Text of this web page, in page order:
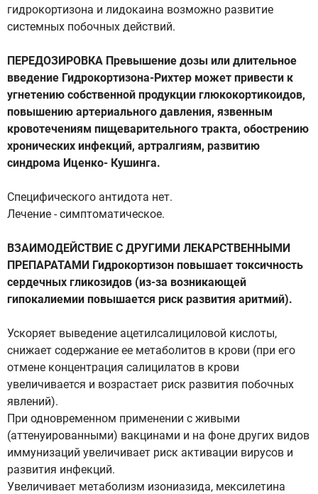
гидрокортизона и лидокаина возможно развитие
системных побочных действий.
ПЕРЕДОЗИРОВКА Превышение дозы или длительное
введение Гидрокортизона-Рихтер может привести к
угнетению собственной продукции глюкокортикоидов,
повышению артериального давления, язвенным
кровотечениям пищеварительного тракта, обострению
хронических инфекций, артралгиям, развитию
синдрома Иценко- Кушинга.
Специфического антидота нет.
Лечение - симптоматическое.
ВЗАИМОДЕЙСТВИЕ С ДРУГИМИ ЛЕКАРСТВЕННЫМИ
ПРЕПАРАТАМИ Гидрокортизон повышает токсичность
сердечных гликозидов (из-за возникающей
гипокалиемии повышается риск развития аритмий).
Ускоряет выведение ацетилсалициловой кислоты,
снижает содержание ее метаболитов в крови (при его
отмене концентрация салицилатов в крови
увеличивается и возрастает риск развития побочных
явлений).
При одновременном применении с живыми
(аттенуированными) вакцинами и на фоне других видов
иммунизаций увеличивает риск активации вирусов и
развития инфекций.
Увеличивает метаболизм изониазида, мексилетина